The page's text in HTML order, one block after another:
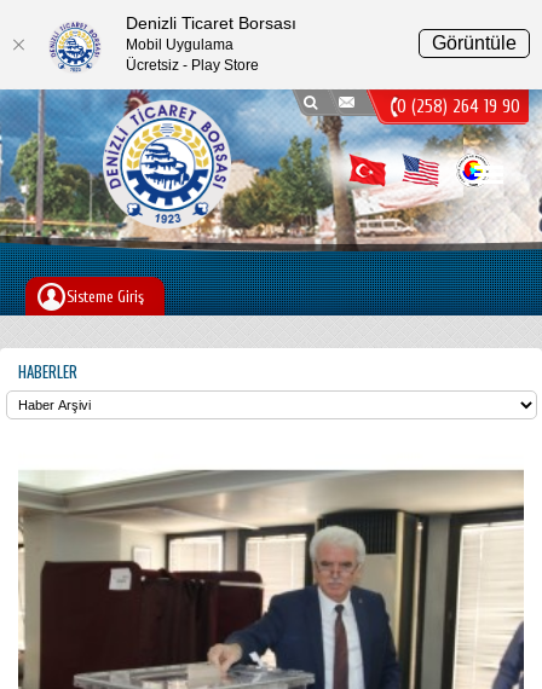
0 (258) 264 19 90
Sisteme Giriş
HABERLER
Menu
Denizli Ticaret Borsası
Mobil Uygulama
Ücretsiz - Play Store
Görüntüle